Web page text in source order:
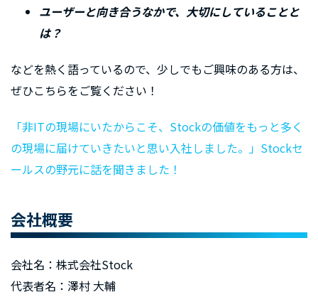
ユーザーと向き合うなかで、大切にしていることと
は？
などを熱く語っているので、少しでもご興味のある方は、
ぜひこちらをご覧ください！
「非ITの現場にいたからこそ、Stockの価値をもっと多く
の現場に届けていきたいと思い入社しました。」Stockセ
ールスの野元に話を聞きました！
会社概要
会社名：株式会社Stock
代表者名：澤村 大輔